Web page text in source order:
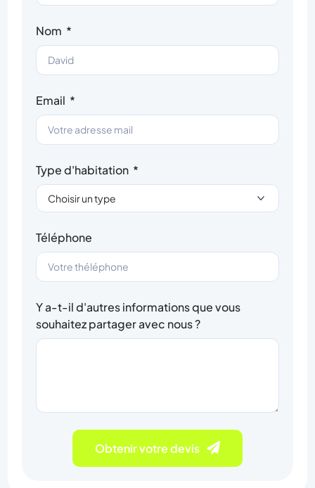
Nom
Email
Type d'habitation
Téléphone
Y a-t-il d'autres informations que vous
souhaitez partager avec nous ?
Obtenir votre devis